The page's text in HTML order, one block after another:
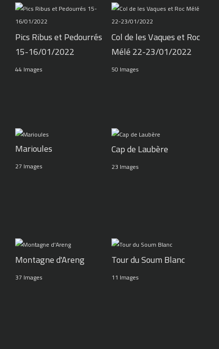
Pics Ribus et Pedourrés
15-16/01/2022
44 Images
Col de les Vaques et Roc
Mélé 22-23/01/2022
50 Images
Marioules
27 Images
Cap de Laubère
23 Images
Montagne d'Areng
37 Images
Tour du Soum Blanc
11 Images